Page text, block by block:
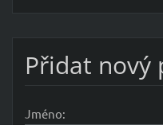
Přidat nový
Jméno: